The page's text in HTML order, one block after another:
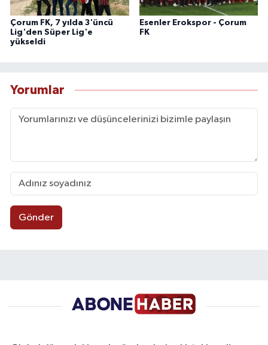
Çorum FK, 7 yılda 3'üncü
Lig'den Süper Lig'e
yükseldi
Esenler Erokspor - Çorum
FK
Yorumlar
Gönder